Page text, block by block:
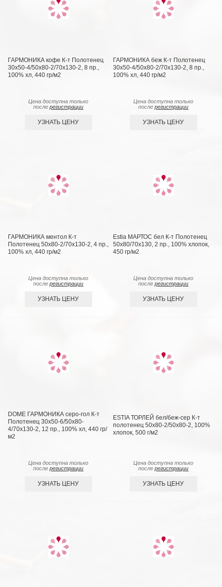
ГАРМОНИКА кофе К-т Полотенец
30х50-4/50х80-2/70х130-2, 8 пр.,
100% хл, 440 гр/м2
Цена доступна только
послерегистрации
УЗНАТЬ ЦЕНУ
ГАРМОНИКА беж К-т Полотенец
30х50-4/50х80-2/70х130-2, 8 пр.,
100% хл, 440 гр/м2
Цена доступна только
послерегистрации
УЗНАТЬ ЦЕНУ
ГАРМОНИКА ментол К-т
Полотенец 50х80-2/70х130-2, 4 пр.,
100% хл, 440 гр/м2
Цена доступна только
послерегистрации
УЗНАТЬ ЦЕНУ
Estia МАРТОС бел К-т Полотенец
50х80/70х130, 2 пр., 100% хлопок,
450 гр/м2
Цена доступна только
послерегистрации
УЗНАТЬ ЦЕНУ
DOME ГАРМОНИКА серо-гол К-т
Полотенец 30х50-6/50х80-
4/70х130-2, 12 пр., 100% хл, 440 гр/
м2
Цена доступна только
послерегистрации
УЗНАТЬ ЦЕНУ
ESTIA ТОРЛЕЙ бел/беж-сер К-т
полотенец 50х80-2/50х80-2, 100%
хлопок, 500 г/м2
Цена доступна только
послерегистрации
УЗНАТЬ ЦЕНУ